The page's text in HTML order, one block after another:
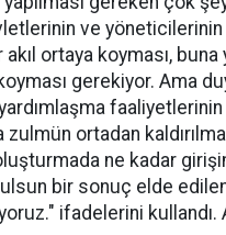
ve
ortaya koyması, buna
gerekiyor. Ama
faaliyetlerinin
zulmün ortadan
ne kadar
bir sonuç elde
ifadelerini kullandı.